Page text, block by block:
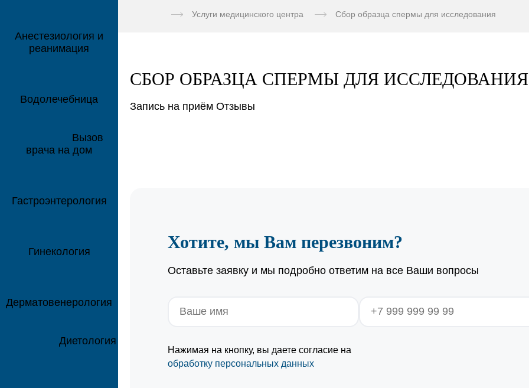
Анестезиология и
реанимация
Водолечебница
Вызов
врача на дом
Гастроэнтерология
Гинекология
Дерматовенерология
Диетология
Услуги медицинского центра Сбор образца спермы для исследования
СБОР ОБРАЗЦА СПЕРМЫ ДЛЯ ИССЛЕДОВАНИЯ
Запись на приём Отзывы
Хотите, мы Вам перезвоним?
Оставьте заявку и мы подробно ответим на все Ваши вопросы
Нажимая на кнопку, вы даете согласие на
обработку персональных данных